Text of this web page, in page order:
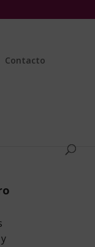
Contacto